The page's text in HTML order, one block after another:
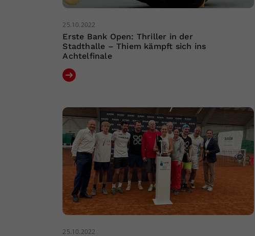
25.10.2022
Erste Bank Open: Thriller in der
Stadthalle – Thiem kämpft sich ins
Achtelfinale
25.10.2022